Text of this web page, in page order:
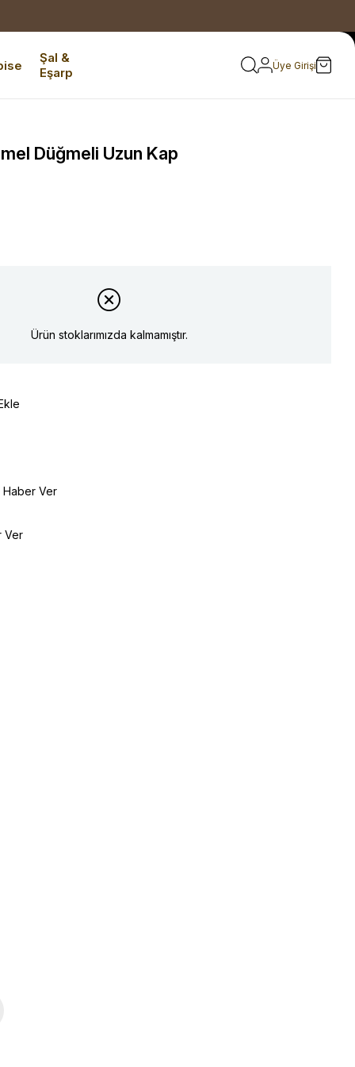
Şal &
Eşarp
Üye Girişi
Düğmeli Uzun Kap
Ürün stoklarımızda kalmamıştır.
Haber Ver
Ver